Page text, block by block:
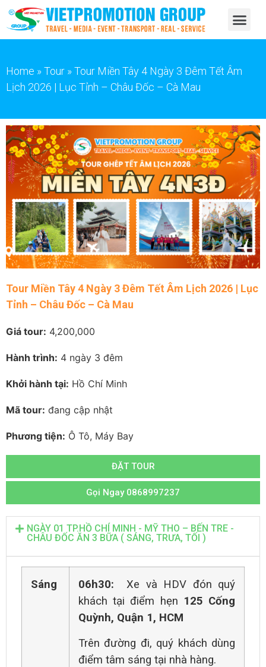
Home »Tour »Tour Miền Tây 4 Ngày 3 Đêm Tết Âm
Lịch 2026 | Lục Tỉnh – Châu Đốc – Cà Mau
Tour Miền Tây 4 Ngày 3 Đêm Tết Âm Lịch 2026 | Lục
Tỉnh – Châu Đốc – Cà Mau
Giá tour: 4,200,000
Hành trình: 4 ngày 3 đêm
Khởi hành tại: Hồ Chí Minh
Mã tour: đang cập nhật
Phương tiện: Ô Tô, Máy Bay
ĐẶT TOUR
Gọi Ngay 0868997237
NGÀY 01 TP.HỒ CHÍ MINH - MỸ THO – BẾN TRE -
CHÂU ĐỐC ĂN 3 BỮA ( SÁNG, TRƯA, TỐI )
Sáng 06h30:
Xe và HDV đón quý
khách tại điểm hẹn 125 Cống
Quỳnh, Quận 1, HCM
Trên đường đi, quý khách dùng
điểm tâm sáng tại nhà hàng.